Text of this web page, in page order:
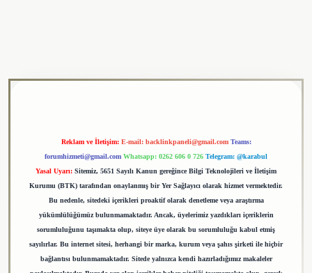
Reklam ve İletişim: E-mail: backlinkpaneli@gmail.com Teams:
forumhizmeti@gmail.com Whatsapp: 0262 606 0 726 Telegram: @karabul
Yasal Uyarı: Sitemiz, 5651 Sayılı Kanun gereğince Bilgi Teknolojileri ve İletişim
Kurumu (BTK) tarafından onaylanmış bir Yer Sağlayıcı olarak hizmet vermektedir.
Bu nedenle, sitedeki içerikleri proaktif olarak denetleme veya araştırma
yükümlülüğümüz bulunmamaktadır. Ancak, üyelerimiz yazdıkları içeriklerin
sorumluluğunu taşımakta olup, siteye üye olarak bu sorumluluğu kabul etmiş
sayılırlar. Bu internet sitesi, herhangi bir marka, kurum veya şahıs şirketi ile hiçbir
bağlantısı bulunmamaktadır. Sitede yalnızca kendi hazırladığımız makaleler